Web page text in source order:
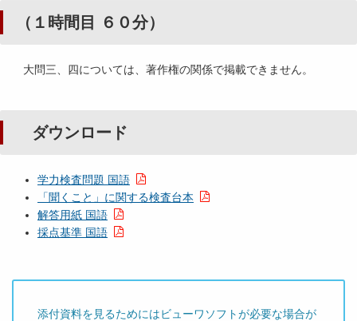
（１時間目 ６０分）
大問三、四については、著作権の関係で掲載できません。
ダウンロード
学力検査問題 国語
「聞くこと」に関する検査台本
解答用紙 国語
採点基準 国語
添付資料を見るためにはビューワソフトが必要な場合が